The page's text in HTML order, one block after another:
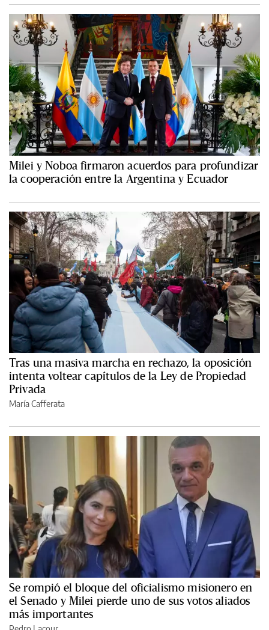
Milei y Noboa firmaron acuerdos para profundizar
la cooperación entre la Argentina y Ecuador
Tras una masiva marcha en rechazo, la oposición
intenta voltear capítulos de la Ley de Propiedad
Privada
María Cafferata
Se rompió el bloque del oficialismo misionero en
el Senado y Milei pierde uno de sus votos aliados
más importantes